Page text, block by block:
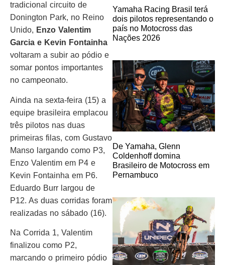
tradicional circuito de
Donington Park, no Reino
Unido, Enzo Valentim
Garcia e Kevin Fontainha
voltaram a subir ao pódio e
somar pontos importantes
no campeonato.
Ainda na sexta-feira (15) a
equipe brasileira emplacou
três pilotos nas duas
primeiras filas, com Gustavo
Manso largando como P3,
Enzo Valentim em P4 e
Kevin Fontainha em P6.
Eduardo Burr largou de
P12. As duas corridas foram
realizadas no sábado (16).
Na Corrida 1, Valentim
finalizou como P2,
marcando o primeiro pódio
Yamaha Racing Brasil terá
dois pilotos representando o
país no Motocross das
Nações 2026
De Yamaha, Glenn
Coldenhoff domina
Brasileiro de Motocross em
Pernambuco